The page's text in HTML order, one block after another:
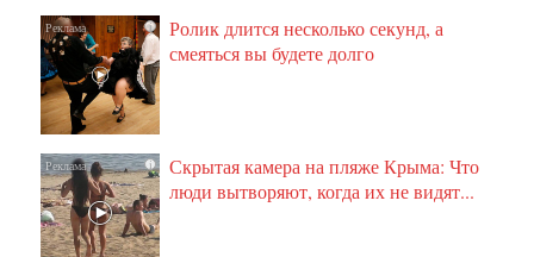
i
Ролик длится несколько секунд, а
смеяться вы будете долго
i
Скрытая камера на пляже Крыма: Что
люди вытворяют, когда их не видят...